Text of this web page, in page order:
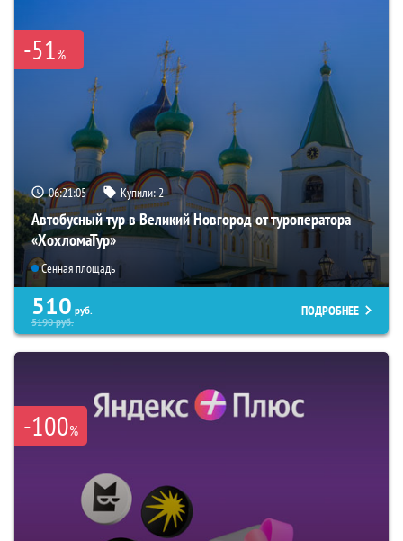
-51%
06:21:04 Купили:2
Автобусный тур в Великий Новгород от туроператора
«ХохломаТур»
Сенная площадь
510 руб.
5190руб.
ПОДРОБНЕЕ
-100%